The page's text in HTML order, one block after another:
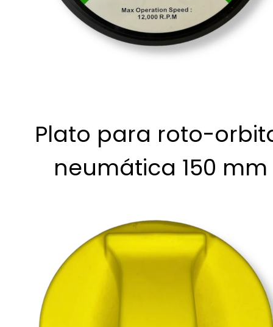
Plato para roto-
neumática 150 mm